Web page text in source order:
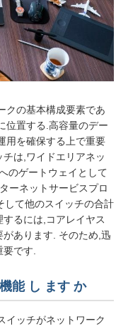
クの基本構成要素であ
位置する.高容量のデー
用を確保する上で重要
は,ワイドエリアネッ
のゲートウェイとして
ーネットサービスプロ
して他のスイッチの合計
るには,コアレイヤス
あります. そのため,迅
です.
能 し ます か
イッチがネットワーク